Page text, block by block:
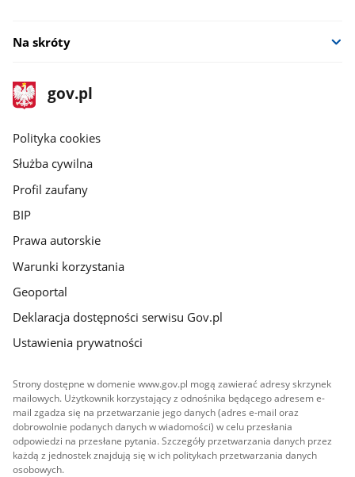
Na skróty
stopka
gov.pl
Strona
gov.pl
gov.pl
Polityka cookies
Służba cywilna
Profil zaufany
BIP
Prawa autorskie
Warunki korzystania
Geoportal
Deklaracja dostępności serwisu Gov.pl
Ustawienia prywatności
Strony dostępne w domenie www.gov.pl mogą zawierać adresy skrzynek
mailowych. Użytkownik korzystający z odnośnika będącego adresem e-
mail zgadza się na przetwarzanie jego danych (adres e-mail oraz
dobrowolnie podanych danych w wiadomości) w celu przesłania
odpowiedzi na przesłane pytania. Szczegóły przetwarzania danych przez
każdą z jednostek znajdują się w ich politykach przetwarzania danych
osobowych.